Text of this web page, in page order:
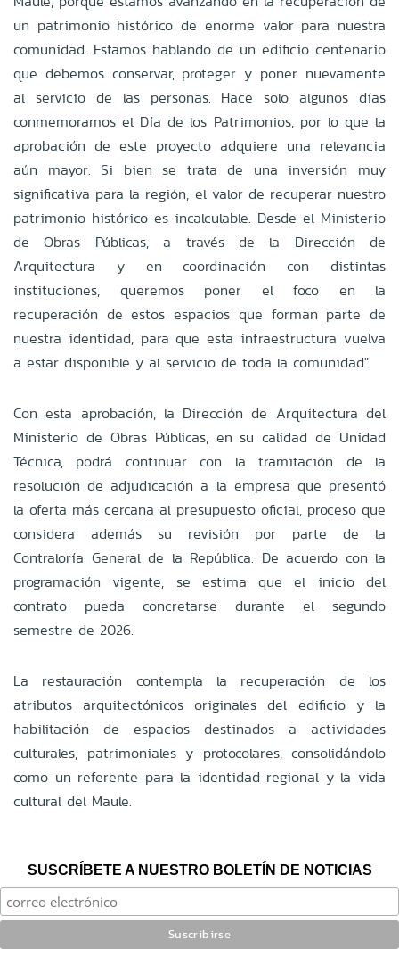
un patrimonio histórico de enorme valor para nuestra
comunidad. Estamos hablando de un edificio centenario
que debemos conservar, proteger y poner nuevamente
al servicio de las personas. Hace solo algunos días
conmemoramos el Día de los Patrimonios, por lo que la
aprobación de este proyecto adquiere una relevancia
aún mayor. Si bien se trata de una inversión muy
significativa para la región, el valor de recuperar nuestro
patrimonio histórico es incalculable. Desde el Ministerio
de Obras Públicas, a través de la Dirección de
Arquitectura y en coordinación con distintas
instituciones, queremos poner el foco en la
recuperación de estos espacios que forman parte de
nuestra identidad, para que esta infraestructura vuelva
a estar disponible y al servicio de toda la comunidad".
Con esta aprobación, la Dirección de Arquitectura del
Ministerio de Obras Públicas, en su calidad de Unidad
Técnica, podrá continuar con la tramitación de la
resolución de adjudicación a la empresa que presentó
la oferta más cercana al presupuesto oficial, proceso que
considera además su revisión por parte de la
Contraloría General de la República. De acuerdo con la
programación vigente, se estima que el inicio del
contrato pueda concretarse durante el segundo
semestre de 2026.
La restauración contempla la recuperación de los
atributos arquitectónicos originales del edificio y la
habilitación de espacios destinados a actividades
culturales, patrimoniales y protocolares, consolidándolo
como un referente para la identidad regional y la vida
cultural del Maule.
SUSCRÍBETE A NUESTRO BOLETÍN DE NOTICIAS